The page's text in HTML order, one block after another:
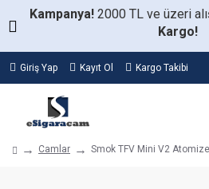
Kampanya! 2000 TL ve üzeri
Kargo!
Giriş Yap Kayıt Ol Kargo Takibi
Camlar Smok TFV Mini V2